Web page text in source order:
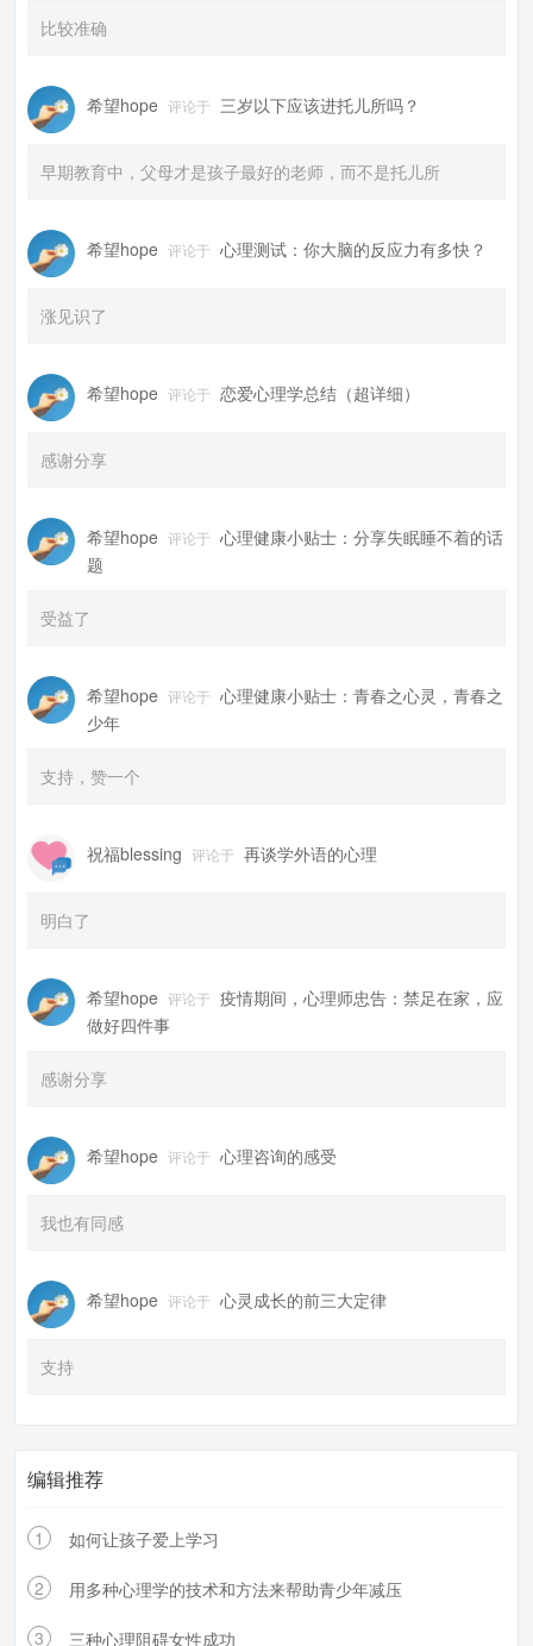
比较准确
希望hope 评论于 三岁以下应该进托儿所吗？
早期教育中，父母才是孩子最好的老师，而不是托儿所
希望hope 评论于 心理测试：你大脑的反应力有多快？
涨见识了
希望hope 评论于 恋爱心理学总结（超详细）
感谢分享
希望hope 评论于 心理健康小贴士：分享失眠睡不着的话
题
受益了
希望hope 评论于 心理健康小贴士：青春之心灵，青春之
少年
支持，赞一个
祝福blessing 评论于 再谈学外语的心理
明白了
希望hope 评论于 疫情期间，心理师忠告：禁足在家，应
做好四件事
感谢分享
希望hope 评论于 心理咨询的感受
我也有同感
希望hope 评论于 心灵成长的前三大定律
支持
编辑推荐
1 如何让孩子爱上学习
2 用多种心理学的技术和方法来帮助青少年减压
3 三种心理阻碍女性成功